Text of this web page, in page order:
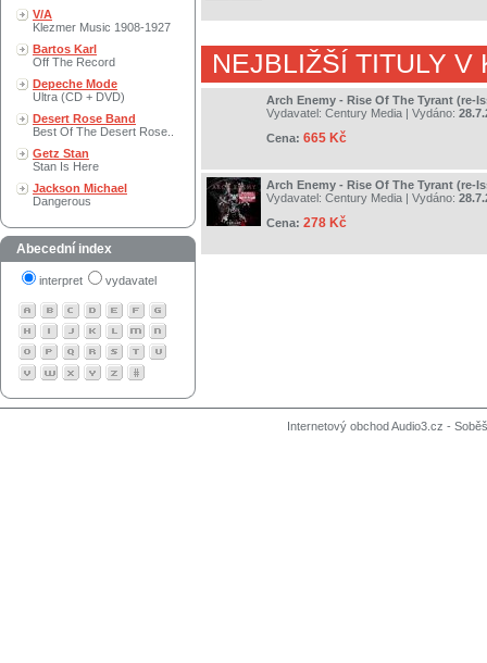
V/A
Klezmer Music 1908-1927
Bartos Karl
Off The Record
Depeche Mode
Ultra (CD + DVD)
Desert Rose Band
Best Of The Desert Rose..
Getz Stan
Stan Is Here
Jackson Michael
Dangerous
Abecední index
interpret vydavatel
NEJBLIŽŠÍ TITULY V
Arch Enemy - Rise Of The Tyrant (re-
Vydavatel: Century Media | Vydáno:
Cena: 665 Kč
Arch Enemy - Rise Of The Tyrant (re-
Vydavatel: Century Media | Vydáno:
Cena: 278 Kč
Internetový obchod Audio3.cz -